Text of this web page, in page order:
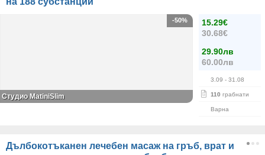
15.29€
30.68€
29.90лв
60.00лв
3.09 - 31.08
110 грабнати
Варна
-50%
Студио MatiniSlim
Дълбокотъканен лечебен масаж на гръб, врат и